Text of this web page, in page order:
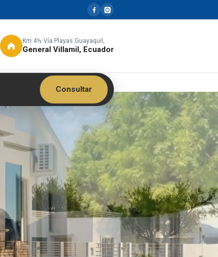
Km 4½ Vía Playas Guayaquil,
General Villamil, Ecuador
Consultar